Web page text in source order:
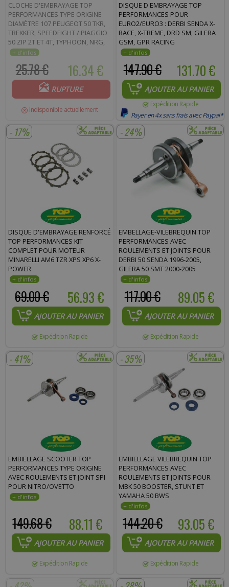
CLOCHE D'EMBRAYAGE TOP
PERFORMANCES TYPE ORIGINE
DIAMÈTRE 107 PEUGEOT 50 TKR,
TREKKER, SPEEDFIGHT / PIAGGIO
50 ZIP 2T ET 4T, TYPHOON, NRG,
FLY 2T ET 4T, VESPA LX 2T ET 4T
16.34 €
25.78 €
RUPTURE
Indisponible actuellement
DISQUE D'EMBRAYAGE TOP
PERFORMANCES POUR
EURO2/EURO3 : DERBI SENDA X-
RACE, X-TREME, DRD SM, GILERA
GSM, GPR RACING
131.70 €
147.90 €
AJOUTER AU PANIER
Expédition Rapide
Payer en 4x sans frais avec Paypal*
- 17%
DISQUE D'EMBRAYAGE RENFORCÉ
TOP PERFORMANCES KIT
COMPLET POUR MOTEUR
MINARELLI AM6 TZR XPS XP6 X-
POWER
56.93 €
69.00 €
AJOUTER AU PANIER
Expédition Rapide
- 24%
EMBELLAGE-VILEBREQUIN TOP
PERFORMANCES AVEC
ROULEMENTS ET JOINTS POUR
DERBI 50 SENDA 1996-2005,
GILERA 50 SMT 2000-2005
89.05 €
117.00 €
AJOUTER AU PANIER
Expédition Rapide
- 41%
EMBIELLAGE SCOOTER TOP
PERFORMANCES TYPE ORIGINE
AVEC ROULEMENTS ET JOINT SPI
POUR NITRO/OVETTO
88.11 €
149.68 €
AJOUTER AU PANIER
Expédition Rapide
- 35%
EMBIELLAGE VILEBREQUIN TOP
PERFORMANCES AVEC
ROULEMENTS ET JOINTS POUR
MBK 50 BOOSTER, STUNT ET
YAMAHA 50 BWS
93.05 €
144.20 €
AJOUTER AU PANIER
Expédition Rapide